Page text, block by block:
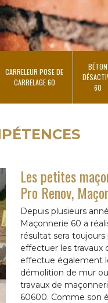
CARRELEUR POSE DE
CARRELAGE 60
BÉTON
60
Les petites
Pro Renov,
Depuis plusieurs
Maçonnerie 60 a
résultat sera
effectuer les travaux
effectue également
démolition de mur
travaux de
60600. Comme son